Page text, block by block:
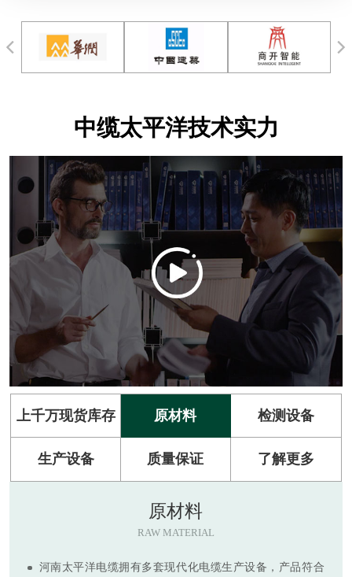
中缆太平洋技术实力
上千万现货库存 原材料 检测设备
生产设备 质量保证 了解更多
原材料
RAW MATERIAL
河南太平洋电缆拥有多套现代化电缆生产设备，产品符合